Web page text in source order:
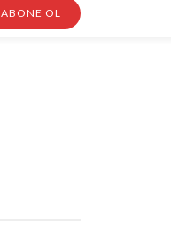
ABONE OL